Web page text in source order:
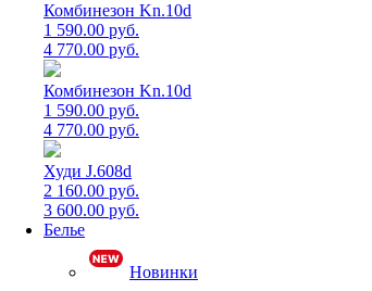
Комбинезон Kn.10d
1 590.00 руб.
4 770.00 руб.
Комбинезон Kn.10d
1 590.00 руб.
4 770.00 руб.
Худи J.608d
2 160.00 руб.
3 600.00 руб.
Белье
Новинки